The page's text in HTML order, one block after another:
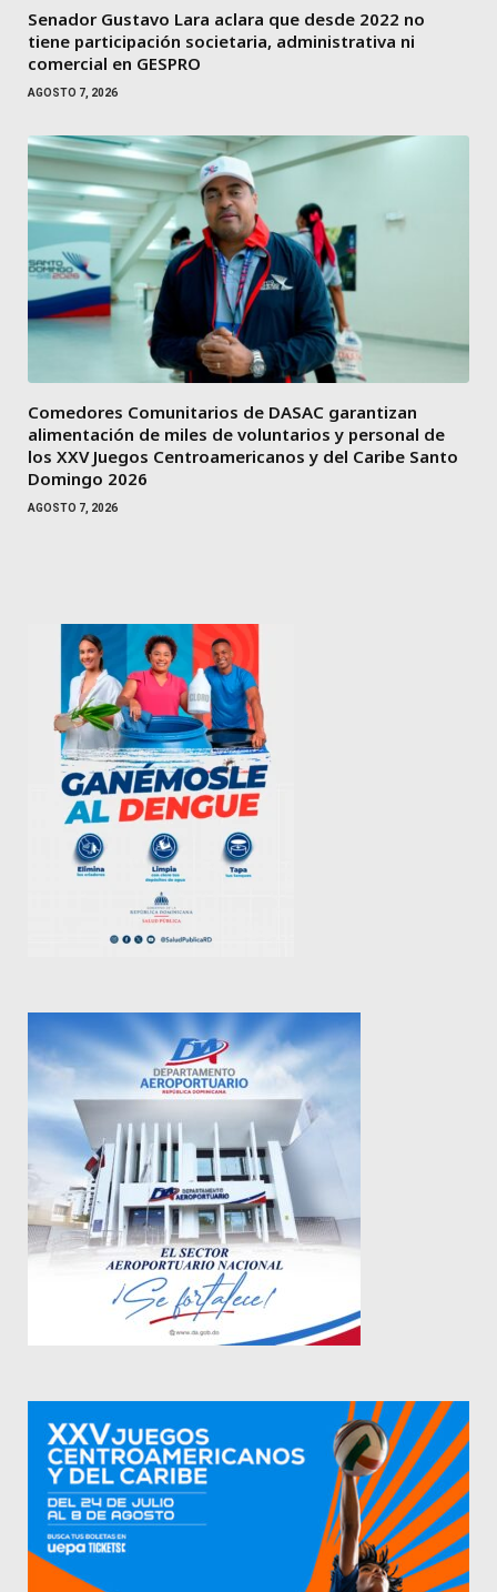
Senador Gustavo Lara aclara que desde 2022 no
tiene participación societaria, administrativa ni
comercial en GESPRO
AGOSTO 7, 2026
Comedores Comunitarios de DASAC garantizan
alimentación de miles de voluntarios y personal de
los XXV Juegos Centroamericanos y del Caribe Santo
Domingo 2026
AGOSTO 7, 2026